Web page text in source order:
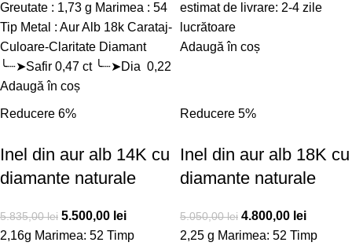
Greutate : 1,73 g Marimea : 54
Tip Metal : Aur Alb 18k Carataj-
Culoare-Claritate Diamant
╰┈➤Safir 0,47 ct ╰┈➤Dia 0,22
Adaugă în coș
estimat de livrare: 2-4 zile
lucrătoare
Adaugă în coș
Reducere 6%
Inel din aur alb 14K cu
diamante naturale
5.835,00lei 5.500,00 lei
2,16g Marimea: 52 Timp
Reducere 5%
Inel din aur alb 18K cu
diamante naturale
5.050,00lei 4.800,00 lei
2,25 g Marimea: 52 Timp